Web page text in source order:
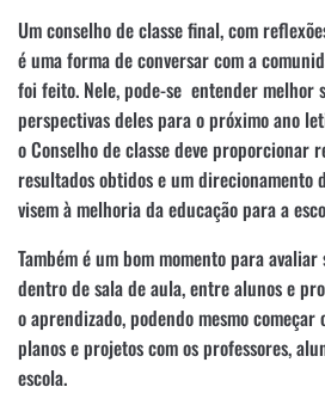
Um conselho de classe final, com
é uma forma de conversar com a
foi feito. Nele, pode-se entender melhor
perspectivas deles para o próximo ano
o Conselho de classe deve proporcionar
resultados obtidos e um direcionamento
visem à melhoria da educação para a
Também é um bom momento para
dentro de sala de aula, entre alunos e
o aprendizado, podendo mesmo começar
planos e projetos com os professores,
escola.